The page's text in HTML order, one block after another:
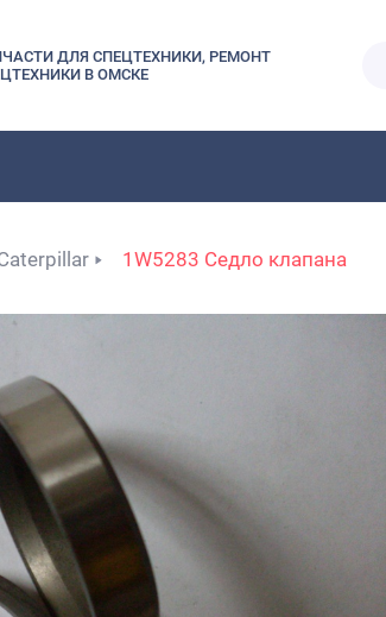
ДЛЯ СПЕЦТЕХНИКИ, РЕМОНТ
В ОМСКЕ
1W5283 Седло клапана